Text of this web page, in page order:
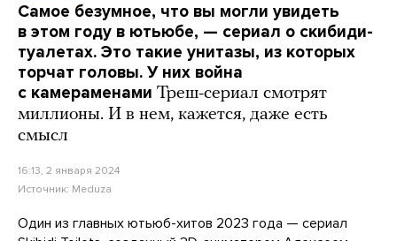
Самое безумное, что вы могли увидеть
в этом году в ютьюбе, — сериал о скибиди-
туалетах. Это такие унитазы, из которых
торчат головы. У них война
с камераменами Треш-сериал смотрят
миллионы. И в нем, кажется, даже есть
смысл
16:13, 2 января 2024
Источник: Meduza
Один из главных ютьюб-хитов 2023 года — сериал